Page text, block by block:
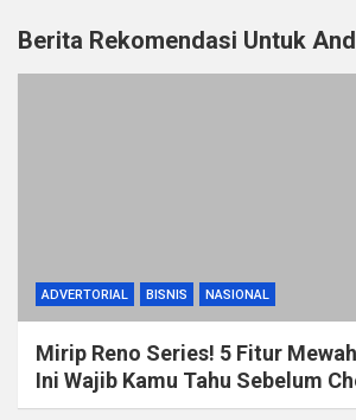
Berita Rekomendasi Untuk
ADVERTORIAL BISNIS NASIONAL
Mirip Reno Series! 5 Fitur
Ini Wajib Kamu Tahu Sebelum